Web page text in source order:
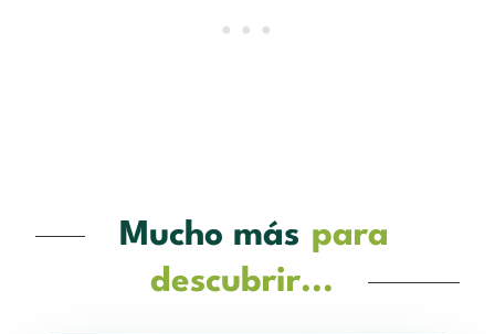
Mucho más para
descubrir...